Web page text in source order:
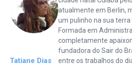
Tatiane Dias
atualmente em Berlin,
um pulinho na sua
Formada em
completamente
fundadora do Sair do
entre os trabalhos do